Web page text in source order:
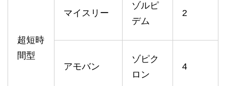
超短時
間型
マイスリー
ゾルピ
デム
2
アモバン
ゾピク
ロン
4